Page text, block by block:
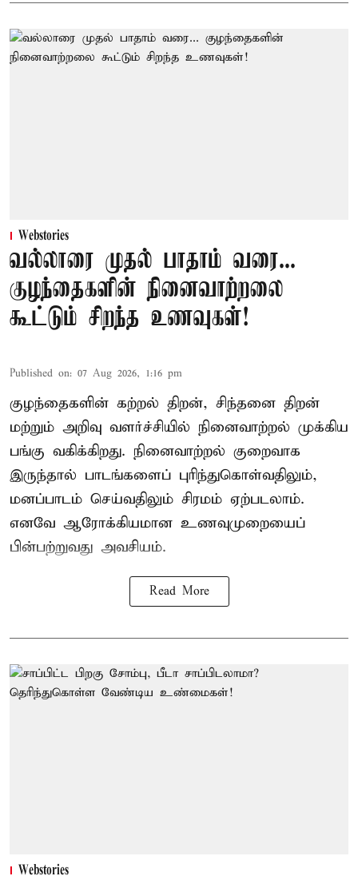
Webstories
வல்லாரை முதல் பாதாம் வரை...
குழந்தைகளின் நினைவாற்றலை
கூட்டும் சிறந்த உணவுகள்!
Published on: 07 Aug 2026, 1:16 pm
குழந்தைகளின் கற்றல் திறன், சிந்தனை திறன்
மற்றும் அறிவு வளர்ச்சியில் நினைவாற்றல் முக்கிய
பங்கு வகிக்கிறது. நினைவாற்றல் குறைவாக
இருந்தால் பாடங்களைப் புரிந்துகொள்வதிலும்,
மனப்பாடம் செய்வதிலும் சிரமம் ஏற்படலாம்.
எனவே ஆரோக்கியமான உணவுமுறையைப்
பின்பற்றுவது அவசியம்.
Read More
Webstories